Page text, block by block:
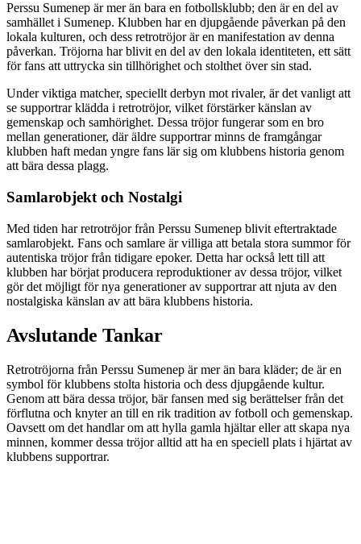
Perssu Sumenep är mer än bara en fotbollsklubb; den är en del av
samhället i Sumenep. Klubben har en djupgående påverkan på den
lokala kulturen, och dess retrotröjor är en manifestation av denna
påverkan. Tröjorna har blivit en del av den lokala identiteten, ett sätt
för fans att uttrycka sin tillhörighet och stolthet över sin stad.
Under viktiga matcher, speciellt derbyn mot rivaler, är det vanligt att
se supportrar klädda i retrotröjor, vilket förstärker känslan av
gemenskap och samhörighet. Dessa tröjor fungerar som en bro
mellan generationer, där äldre supportrar minns de framgångar
klubben haft medan yngre fans lär sig om klubbens historia genom
att bära dessa plagg.
Samlarobjekt och Nostalgi
Med tiden har retrotröjor från Perssu Sumenep blivit eftertraktade
samlarobjekt. Fans och samlare är villiga att betala stora summor för
autentiska tröjor från tidigare epoker. Detta har också lett till att
klubben har börjat producera reproduktioner av dessa tröjor, vilket
gör det möjligt för nya generationer av supportrar att njuta av den
nostalgiska känslan av att bära klubbens historia.
Avslutande Tankar
Retrotröjorna från Perssu Sumenep är mer än bara kläder; de är en
symbol för klubbens stolta historia och dess djupgående kultur.
Genom att bära dessa tröjor, bär fansen med sig berättelser från det
förflutna och knyter an till en rik tradition av fotboll och gemenskap.
Oavsett om det handlar om att hylla gamla hjältar eller att skapa nya
minnen, kommer dessa tröjor alltid att ha en speciell plats i hjärtat av
klubbens supportrar.